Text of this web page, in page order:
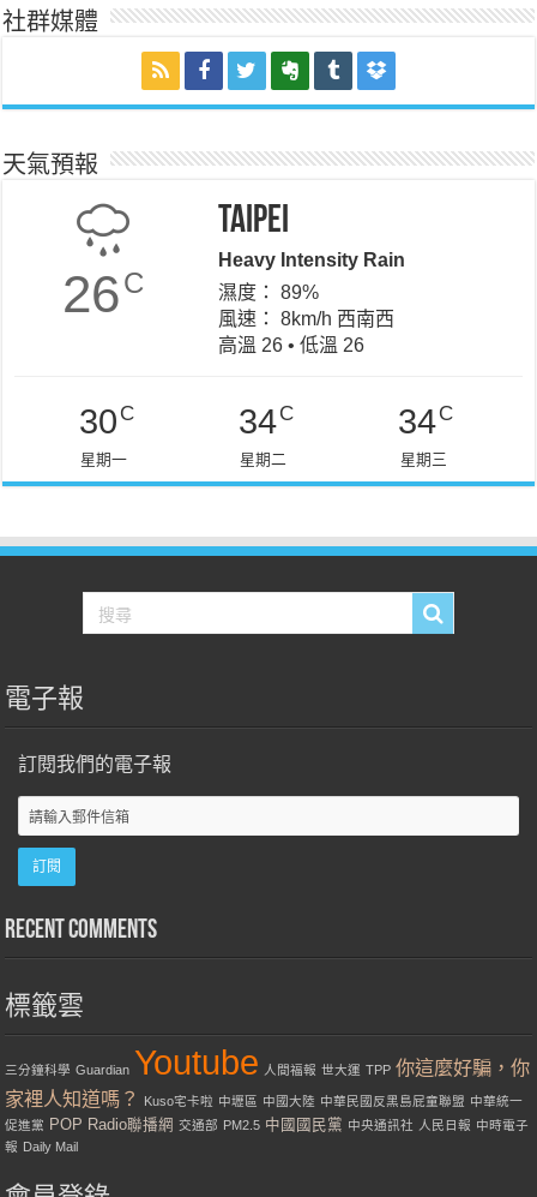
社群媒體
天氣預報
26C
Taipei
Heavy Intensity Rain
濕度： 89%
風速： 8km/h 西南西
高溫 26 • 低溫 26
30 C
星期一
34C
星期二
34C
星期三
電子報
訂閱我們的電子報
Recent Comments
標籤雲
三分鐘科學 Guardian Youtube 人間福報 世大運 TPP 你這麼好騙，你
家裡人知道嗎？
Kuso宅卡啦 中壢區 中國大陸 中華民國反黑島屁童聯盟 中華統一
促進黨 POP Radio聯播網 交通部 PM2.5 中國國民黨 中央通訊社 人民日報 中時電子
報 Daily Mail